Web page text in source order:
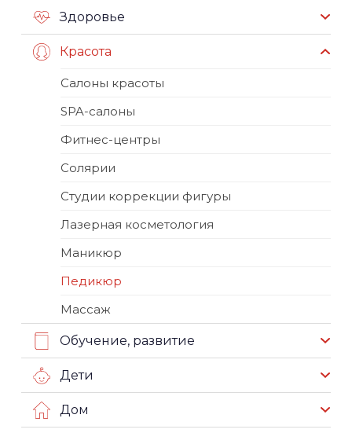
Здоровье
Красота
Салоны красоты
SPA-салоны
Фитнес-центры
Солярии
Студии коррекции фигуры
Лазерная косметология
Маникюр
Педикюр
Массаж
Обучение, развитие
Дети
Дом